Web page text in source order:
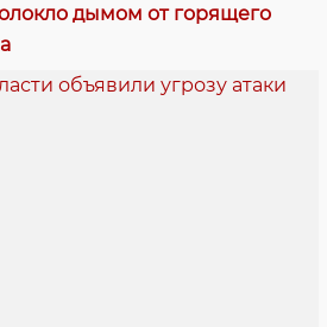
дымом от горящего